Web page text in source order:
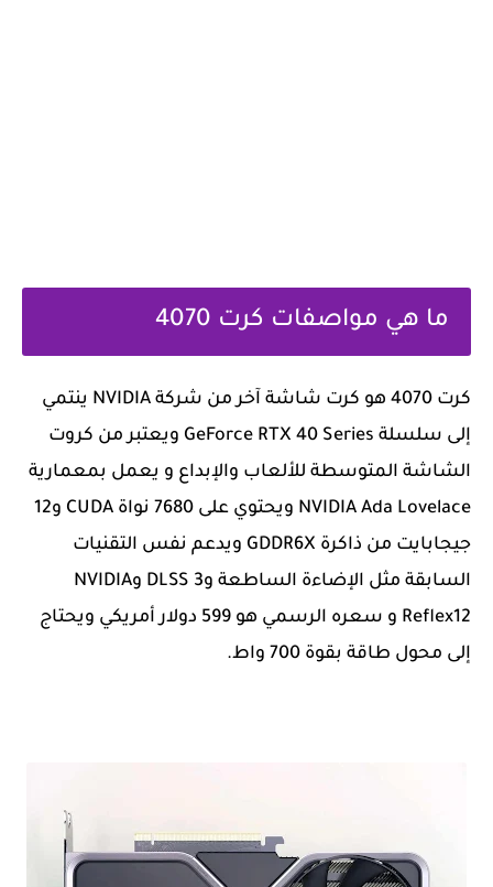
ما هي مواصفات كرت 4070
كرت 4070 هو كرت شاشة آخر من شركة NVIDIA ينتمي
إلى سلسلة GeForce RTX 40 Series ويعتبر من كروت
الشاشة المتوسطة للألعاب والإبداع و يعمل بمعمارية
NVIDIA Ada Lovelace ويحتوي على 7680 نواة CUDA و12
جيجابايت من ذاكرة GDDR6X ويدعم نفس التقنيات
السابقة مثل الإضاءة الساطعة وDLSS 3 وNVIDIA
Reflex12 و سعره الرسمي هو 599 دولار أمريكي ويحتاج
إلى محول طاقة بقوة 700 واط.